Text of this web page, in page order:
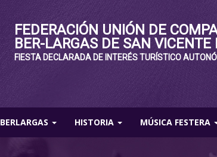
FEDERACIÓN UNIÓN DE
BER-LARGAS DE SAN VICENTE
FIESTA DECLARADA DE INTERÉS TURÍSTICO
BERLARGAS HISTORIA MÚSICA FESTERA